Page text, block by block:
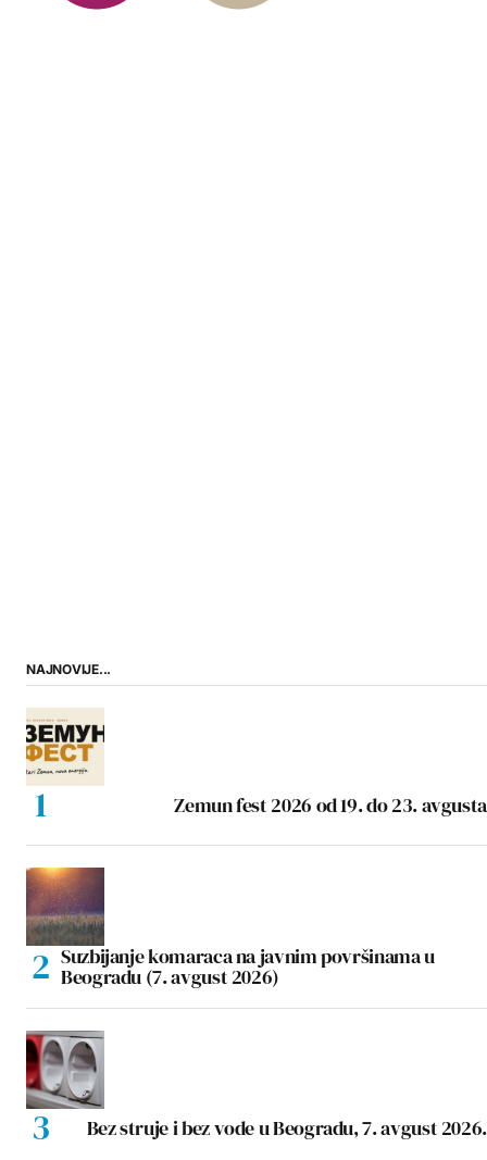
NAJNOVIJE...
Zemun fest 2026 od 19. do 23. avgusta
Suzbijanje komaraca na javnim površinama u
Beogradu (7. avgust 2026)
Bez struje i bez vode u Beogradu, 7. avgust 2026.